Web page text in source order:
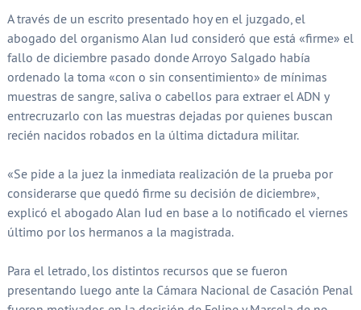
A través de un escrito presentado hoy en el juzgado, el
abogado del organismo Alan Iud consideró que está «firme» el
fallo de diciembre pasado donde Arroyo Salgado había
ordenado la toma «con o sin consentimiento» de mínimas
muestras de sangre, saliva o cabellos para extraer el ADN y
entrecruzarlo con las muestras dejadas por quienes buscan
recién nacidos robados en la última dictadura militar.
«Se pide a la juez la inmediata realización de la prueba por
considerarse que quedó firme su decisión de diciembre»,
explicó el abogado Alan Iud en base a lo notificado el viernes
último por los hermanos a la magistrada.
Para el letrado, los distintos recursos que se fueron
presentando luego ante la Cámara Nacional de Casación Penal